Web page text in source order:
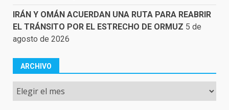
IRÁN Y OMÁN ACUERDAN UNA RUTA PARA REABRIR
EL TRÁNSITO POR EL ESTRECHO DE ORMUZ 5 de
agosto de 2026
ARCHIVO
Archivo